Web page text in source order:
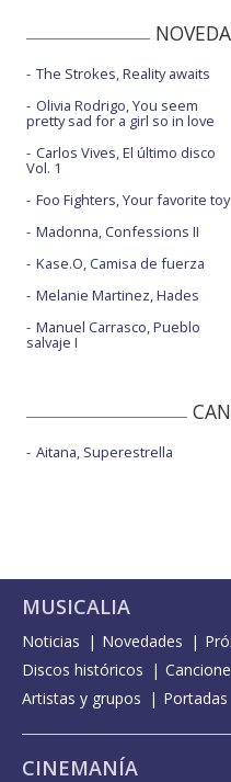
The Strokes, Reality awaits
Olivia Rodrigo, You seem
pretty sad for a girl so in love
Carlos Vives, El último disco
Vol. 1
Foo Fighters, Your favorite toy
Madonna, Confessions II
Kase.O, Camisa de fuerza
Melanie Martinez, Hades
Manuel Carrasco, Pueblo
salvaje I
Aitana, Superestrella
MUSICALIA
Noticias Novedades
Discos históricos
Artistas y grupos
Portadas
CINEMANÍA